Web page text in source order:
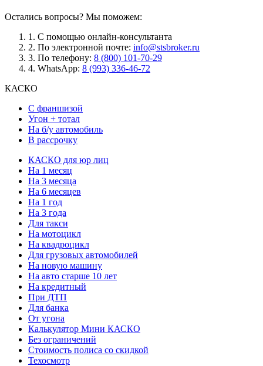
Остались вопросы? Мы поможем:
1. С помощью онлайн-консультанта
2. По электронной почте: info@stsbroker.ru
3. По телефону: 8 (800) 101-70-29
4. WhatsApp: 8 (993) 336-46-72
КАСКО
С франшизой
Угон + тотал
На б/у автомобиль
В рассрочку
КАСКО для юр лиц
На 1 месяц
На 3 месяца
На 6 месяцев
На 1 год
На 3 года
Для такси
На мотоцикл
На квадроцикл
Для грузовых автомобилей
На новую машину
На авто старше 10 лет
На кредитный
При ДТП
Для банка
От угона
Калькулятор Мини КАСКО
Без ограничений
Стоимость полиса со скидкой
Техосмотр